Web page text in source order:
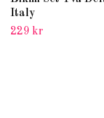
Italy
229 kr